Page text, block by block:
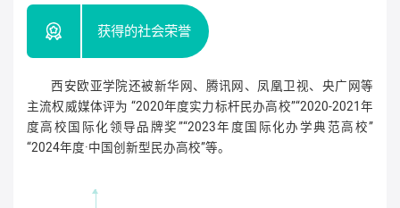
获得的社会荣誉
西安欧亚学院还被新华网、腾讯网、凤凰卫视、央广网等
主流权威媒体评为 “2020年度实力标杆民办高校”“2020-2021年
度高校国际化领导品牌奖”“2023年度国际化办学典范高校”
“2024年度·中国创新型民办高校”等。